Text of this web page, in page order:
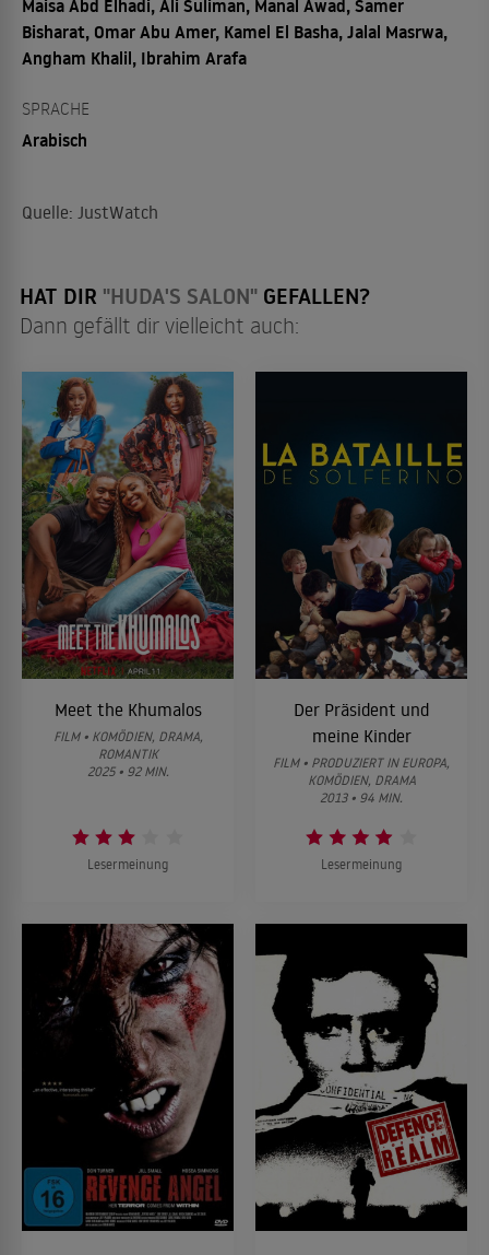
Maisa Abd Elhadi, Ali Suliman, Manal Awad, Samer
Bisharat, Omar Abu Amer, Kamel El Basha, Jalal Masrwa,
Angham Khalil, Ibrahim Arafa
SPRACHE
Arabisch
Quelle: JustWatch
HAT DIR "HUDA'S SALON" GEFALLEN?
Dann gefällt dir vielleicht auch:
Meet the Khumalos
FILM • KOMÖDIEN, DRAMA,
ROMANTIK
2025 • 92 MIN.
Lesermeinung
Der Präsident und
meine Kinder
FILM • PRODUZIERT IN EUROPA,
KOMÖDIEN, DRAMA
2013 • 94 MIN.
Lesermeinung